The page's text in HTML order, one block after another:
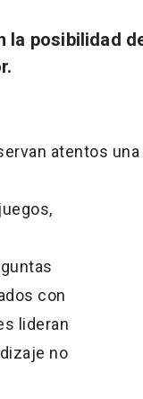
la posibilidad
atentos una
con
lideran
no